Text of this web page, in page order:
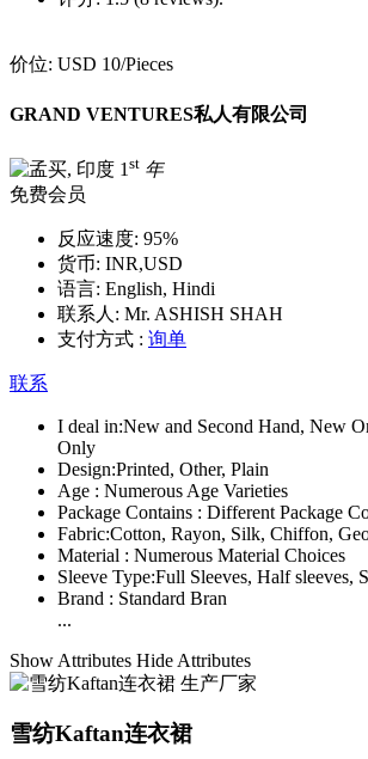
价位: USD 10/Pieces
GRAND VENTURES私人有限公司
1 st 年
免费会员
反应速度: 95%
货币: INR,USD
语言: English, Hindi
联系人: Mr. ASHISH SHAH
支付方式 : 询单
联系
I deal in:New and Second Hand, New
Only
Design:Printed, Other, Plain
Age : Numerous Age Varieties
Package Contains : Different Package
Fabric:Cotton, Rayon, Silk, Chiffon,
Material : Numerous Material Choices
Sleeve Type:Full Sleeves, Half sleeves,
Brand : Standard Bran
...
Show Attributes Hide Attributes
雪纺Kaftan连衣裙